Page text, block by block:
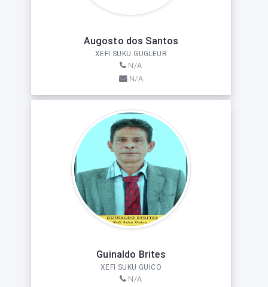
Augosto dos Santos
XEFI SUKU GUGLEUR
N/A
N/A
Guinaldo Brites
XEFI SUKU GUICO
N/A